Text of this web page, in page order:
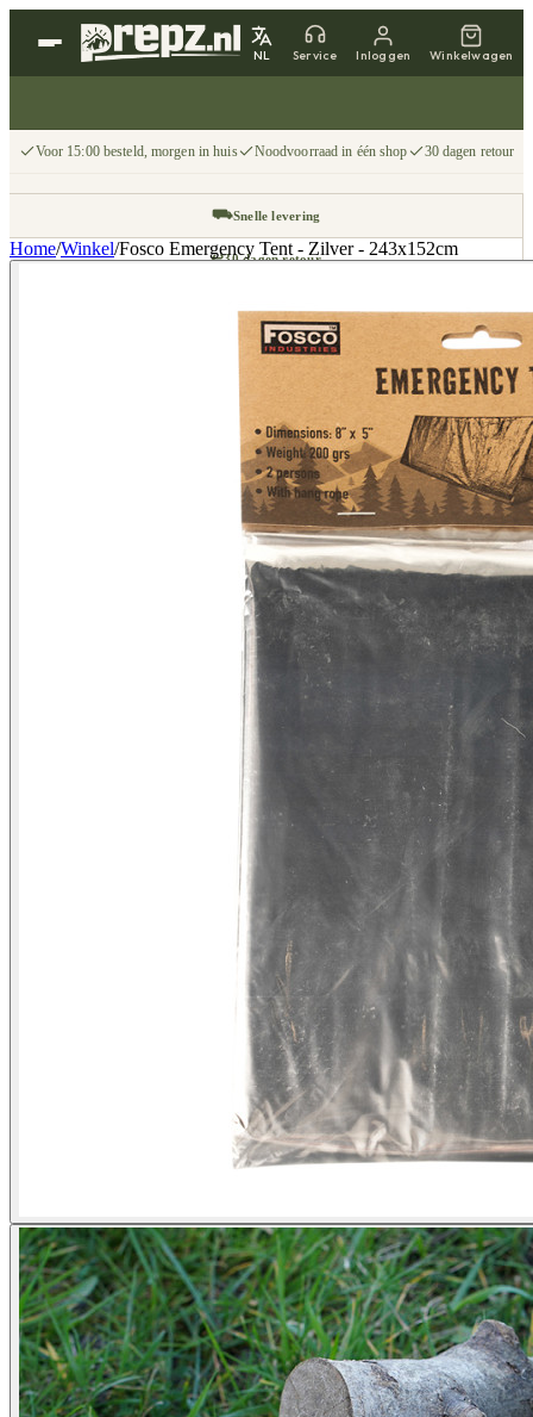
NL Service Inloggen Winkelwagen
Voor 15:00 besteld, morgen in huis Noodvoorraad in één shop 30 dagen retour
⛟Snelle levering
↩30 dagen retour
Home/Winkel/Fosco Emergency Tent - Zilver - 243x152cm